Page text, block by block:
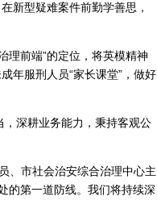
新型疑难案件前勤学善思，
理前端”的定位，将英模精神
年服刑人员“家长课堂”，做好
深耕业务能力，秉持客观公
、市社会治安综合治理中心主
的第一道防线。我们将持续深